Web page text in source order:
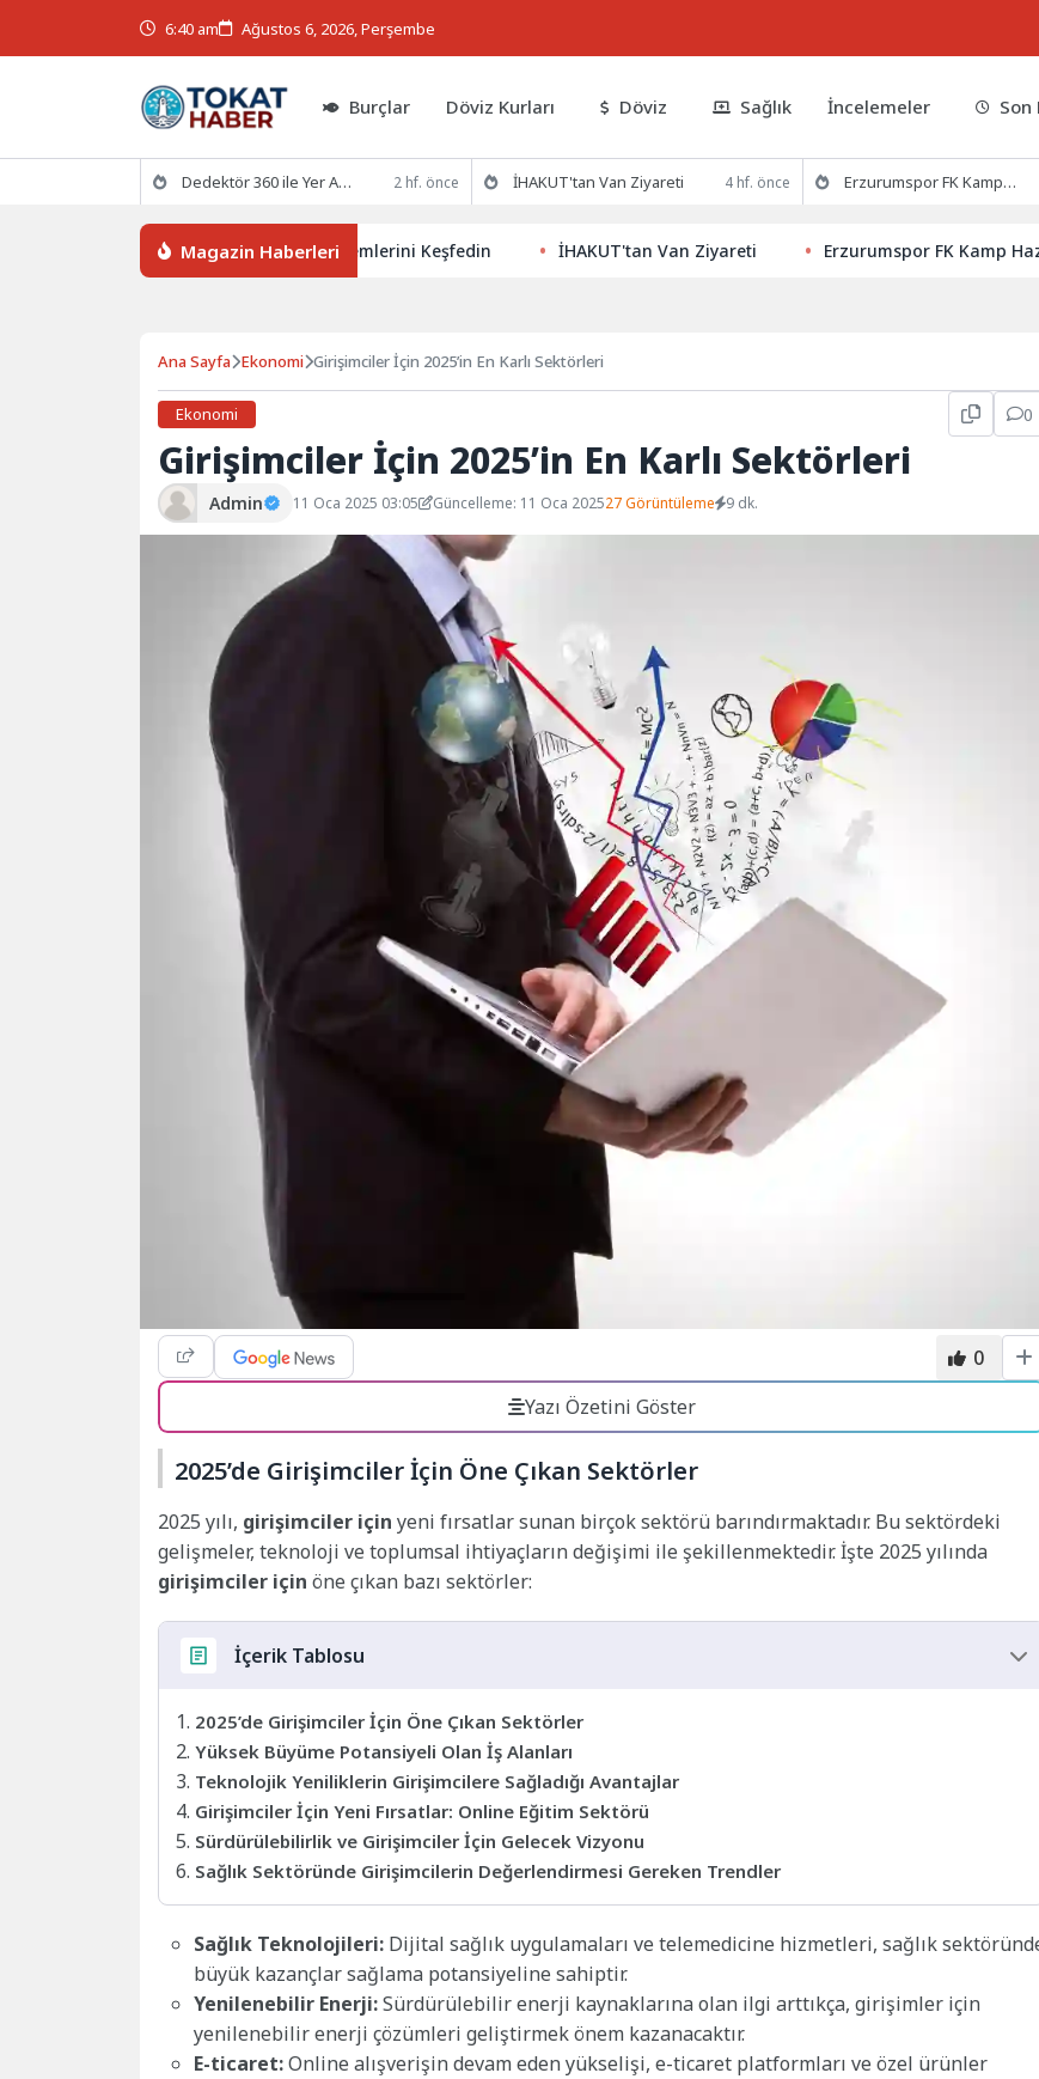
6:40 am Ağustos 6, 2026, Perşembe
Burçlar Döviz Kurları Döviz Sağlık İncelemeler Son
Dedektör 360 ile Yer Altının Gizemlerini Keşfedin 2 hf. önce İHAKUT'tan Van Ziyareti 4 hf. önce Erzurumspor FK Kamp Hazırlıklarına Devam Ediyor
Magazin Haberleri
Dedektör 360 ile Yer Altının Gizemlerini Keşfedin İHAKUT'tan Van Ziyareti Erzurumspor FK Kamp
Ana Sayfa Ekonomi Girişimciler İçin 2025’in En Karlı Sektörleri
Ekonomi 0
Girişimciler İçin 2025’in En Karlı Sektörleri
Admin 11 Oca 2025 03:05 Güncelleme: 11 Oca 202527 Görüntüleme 9 dk.
0
Yazı Özetini Göster
2025’de Girişimciler İçin Öne Çıkan Sektörler
2025 yılı, girişimciler için yeni fırsatlar sunan birçok sektörü barındırmaktadır. Bu sektördeki
gelişmeler, teknoloji ve toplumsal ihtiyaçların değişimi ile şekillenmektedir. İşte 2025 yılında
girişimciler için öne çıkan bazı sektörler:
İçerik Tablosu
2025’de Girişimciler İçin Öne Çıkan Sektörler
Yüksek Büyüme Potansiyeli Olan İş Alanları
Teknolojik Yeniliklerin Girişimcilere Sağladığı Avantajlar
Girişimciler İçin Yeni Fırsatlar: Online Eğitim Sektörü
Sürdürülebilirlik ve Girişimciler İçin Gelecek Vizyonu
Sağlık Sektöründe Girişimcilerin Değerlendirmesi Gereken Trendler
Sağlık Teknolojileri: Dijital sağlık uygulamaları ve telemedicine hizmetleri, sağlık
büyük kazançlar sağlama potansiyeline sahiptir.
Yenilenebilir Enerji:Sürdürülebilir enerji kaynaklarına olan ilgi arttıkça, girişimler için
yenilenebilir enerji çözümleri geliştirmek önem kazanacaktır.
E-ticaret:Online alışverişin devam eden yükselişi, e-ticaret platformları ve özel ürünler